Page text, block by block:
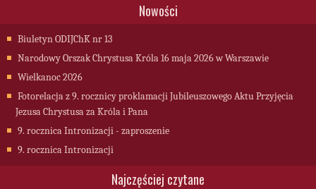
Nowości
Biuletyn ODIJChK nr 13
Narodowy Orszak Chrystusa Króla 16 maja 2026 w Warszawie
Wielkanoc 2026
Fotorelacja z 9. rocznicy proklamacji Jubileuszowego Aktu Przyjęcia
Jezusa Chrystusa za Króla i Pana
9. rocznica Intronizacji - zaproszenie
9. rocznica Intronizacji
Najczęściej czytane